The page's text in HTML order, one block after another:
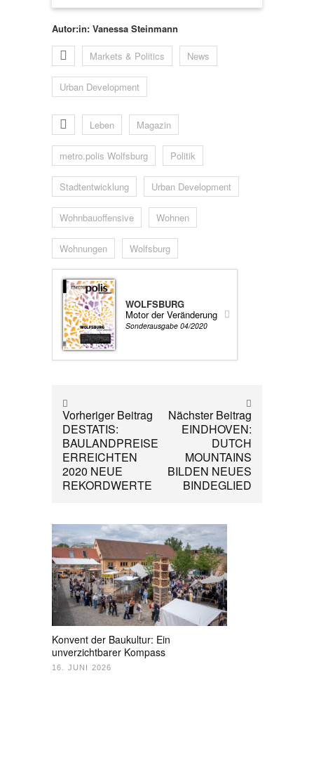
Autor:in: Vanessa Steinmann
Markets & Politics News
Urban Development
Leben Magazin
metro.polis Wolfsburg Politik
Stadtentwicklung Urban Development
Wohnbauoffensive Wohnen
Wohnungen Wolfsburg
WOLFSBURG
Motor der Veränderung
Sonderausgabe 04/2020
Vorheriger Beitrag
DESTATIS:
BAULANDPREISE
ERREICHTEN
2020 NEUE
REKORDWERTE
Nächster Beitrag
EINDHOVEN:
DUTCH
MOUNTAINS
BILDEN NEUES
BINDEGLIED
Konvent der Baukultur: Ein
unverzichtbarer Kompass
16. JUNI 2026